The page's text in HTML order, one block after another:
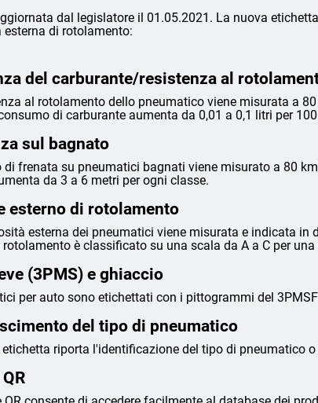
dal legislatore il 01.05.2021. La nuova
di rotolamento:
del carburante/resistenza al
al rotolamento dello pneumatico viene misurata a
di carburante aumenta da 0,01 a 0,1 litri per
sul bagnato
di frenata su pneumatici bagnati viene misurato a 80
da 3 a 6 metri per ogni classe.
esterno di rotolamento
esterna dei pneumatici viene misurata e indicata in
rotolamento è classificato su una scala da A a C per
(3PMS) e ghiaccio
per auto sono etichettati con i pittogrammi del
del tipo di pneumatico
riporta l'identificazione del tipo di pneumatico